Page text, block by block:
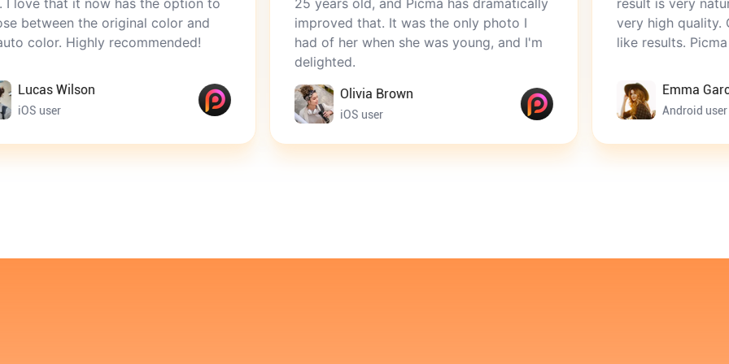
now has the option to
the original color and
recommended!
25 years old, and Picma has dramatically
improved that. It was the only photo I
had of her when she was young, and I'm
Olivia Brown
iOS user
result is very natural and
very high quality. Other apps
like results. Picma is perfect.
Emma Garcia
Android user